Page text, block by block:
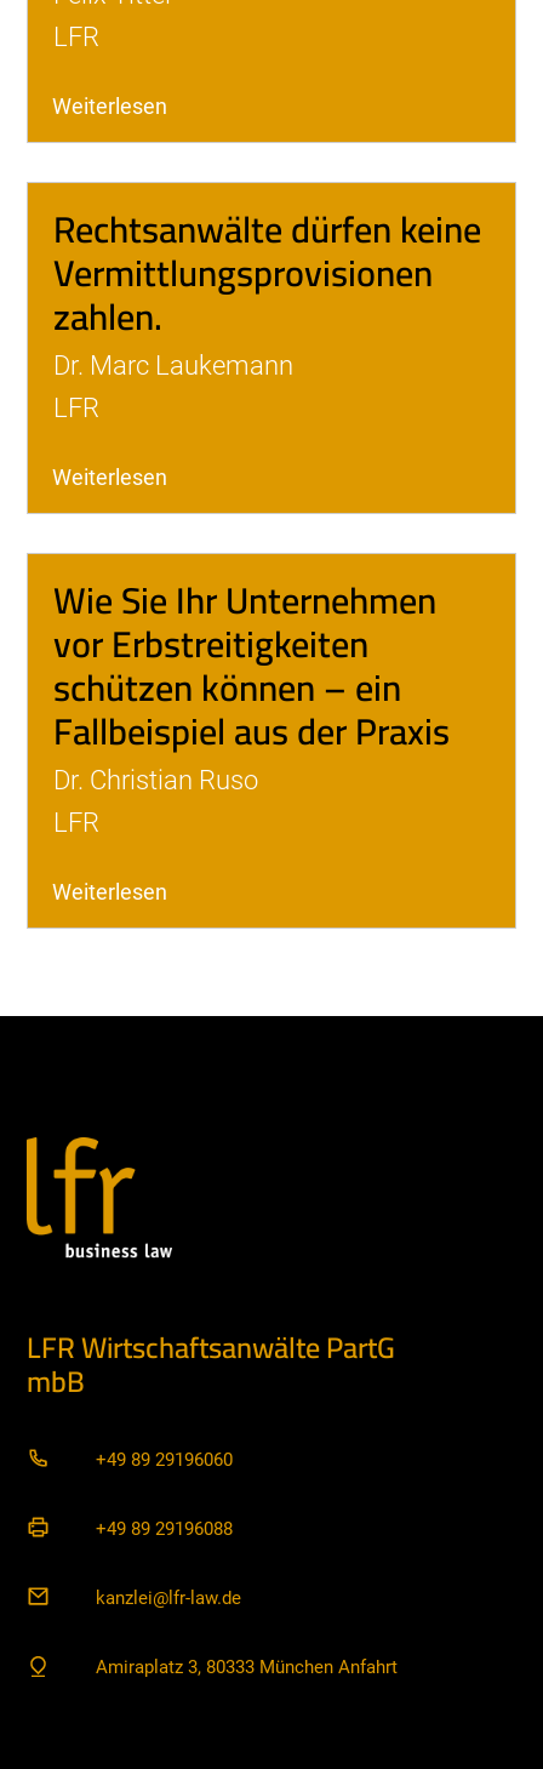
LFR
Weiterlesen
Rechtsanwälte dürfen keine
Vermittlungsprovisionen
zahlen.
Dr. Marc Laukemann
LFR
Weiterlesen
Wie Sie Ihr Unternehmen
vor Erbstreitigkeiten
schützen können – ein
Fallbeispiel aus der Praxis
Dr. Christian Ruso
LFR
Weiterlesen
LFR Wirtschaftsanwälte PartG
mbB
+49 89 29196060
+49 89 29196088
kanzlei@lfr-law.de
Amiraplatz 3, 80333 München Anfahrt